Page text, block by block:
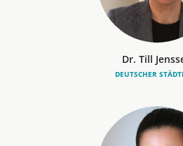
Dr. Till
DEUTSCHER